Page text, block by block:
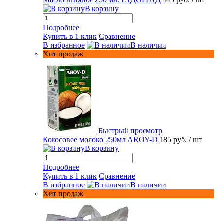
В корзину
Подробнее
Купить в 1 клик Сравнение
В избранное
В наличии
Хит продаж
Быстрый просмотр
Кокосовое молоко 250мл AROY-D 185 руб. / шт
В корзину
Подробнее
Купить в 1 клик Сравнение
В избранное
В наличии
Хит продаж